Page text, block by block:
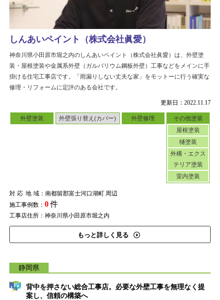
更新日：2022.11.17
外壁塗装 外壁張り替え(カバー) 外壁修理
その他塗装
屋根塗装
樋塗装
外構・エクス
テリア塗装
室内塗装
対応地域：南都留郡富士河口湖町 周辺
施工事例数： 0件
工事店住所：神奈川県小田原市堀之内
もっと詳しく見る
しんあいペイント（株式会社眞愛）
神奈川県小田原市堀之内のしんあいペイント（株式会社眞愛）は、外壁塗
装・屋根塗装や金属系外壁（ガルバリウム鋼板外壁）工事などをメインに手
掛ける住宅工事店です。「雨漏りしない丈夫な家」をモットーに行う確実な
修理・リフォームに定評のある会社です。
静岡県
背中を押さない総合工事店。必要な外壁工事を無理なく提
案し、信頼の構築へ